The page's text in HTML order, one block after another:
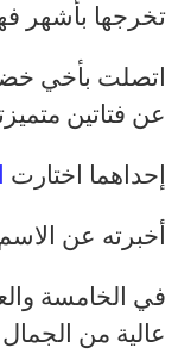
تخرجها بأشهر
اتصلت بأخي
عن فتاتين
إحداهما اختارت
أخبرته عن
في الخامسة
عالية من